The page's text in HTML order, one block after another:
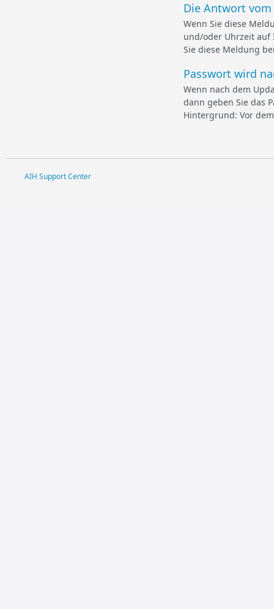
Die Antwort
Wenn Sie diese
und/oder Uhrzeit auf
Sie diese Meldung
Passwort wird
Wenn nach dem
dann geben Sie das
Hintergrund: Vor
AIH Support Center